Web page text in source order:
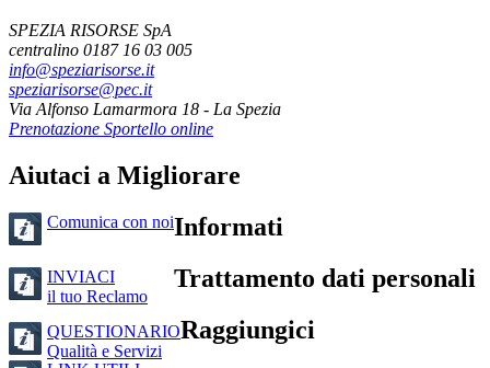
SPEZIA RISORSE SpA
centralino 0187 16 03 005
info@speziarisorse.it
speziarisorse@pec.it
Via Alfonso Lamarmora 18 - La Spezia
Prenotazione Sportello online
Aiutaci a Migliorare
Comunica con noi
INVIACI
il tuo Reclamo
QUESTIONARIO
Qualità e Servizi
Informati
Trattamento dati personali
Raggiungici